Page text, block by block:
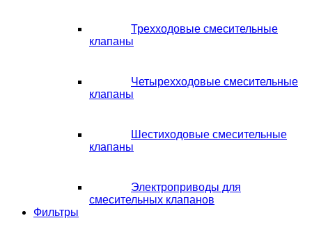
Трехходовые смесительные
клапаны
Четырехходовые смесительные
клапаны
Шестиходовые смесительные
клапаны
Электроприводы для
смесительных клапанов
Фильтры